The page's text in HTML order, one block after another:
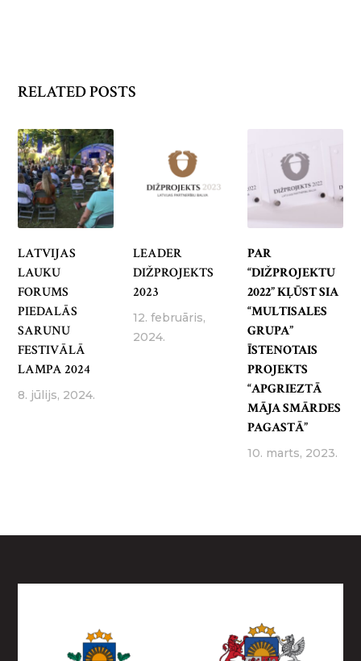
RELATED POSTS
LATVIJAS
LAUKU
FORUMS
PIEDALĀS
SARUNU
FESTIVĀLĀ
LAMPA 2024
8. jūlijs, 2024.
LEADER
DIŽPROJEKTS
2023
12. februāris,
2024.
PAR
“DIŽPROJEKTU
2022” KĻŪST SIA
“MULTISALES
GRUPA”
ĪSTENOTAIS
PROJEKTS
“APGRIEZTĀ
MĀJA SMĀRDES
PAGASTĀ”
10. marts, 2023.